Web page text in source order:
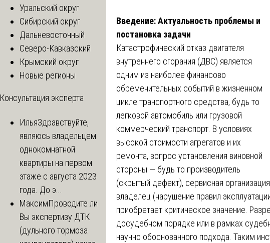
Введение: Актуальность проблемы и
постановка задачи
Катастрофический отказ двигателя
внутреннего сгорания (ДВС) является
одним из наиболее финансово
обременительных событий в жизненном
цикле транспортного средства, будь то
легковой автомобиль или грузовой
коммерческий транспорт. В условиях
высокой стоимости агрегатов и их
ремонта, вопрос установления виновной
стороны — будь то производитель
(скрытый дефект), сервисная
владелец (нарушение правил
приобретает критическое значение.
досудебном порядке или в рамках
научно обоснованного подхода. Таким
Уральский округ
Сибирский округ
Дальневосточный
Северо-Кавказский
Крымский округ
Новые регионы
Консультация эксперта
ИльяЗдравствуйте,
являюсь владельцем
однокомнатной
квартиры на первом
этаже с августа 2023
года. До э...
МаксимПроводите ли
Вы экспертизу ДТК
(дульного тормоза